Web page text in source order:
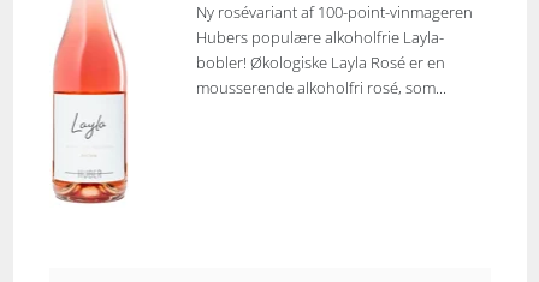
Ny rosévariant af 100-point-vinmageren
Hubers populære alkoholfrie Layla-
bobler! Økologiske Layla Rosé er en
mousserende alkoholfri rosé, som...